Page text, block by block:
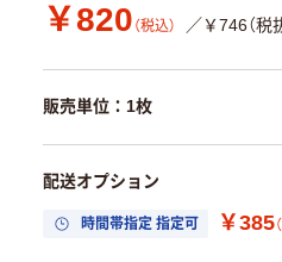
￥820 （税込） ／￥746（税
販売単位：1枚
配送オプション
時間帯指定 指定可 ￥385